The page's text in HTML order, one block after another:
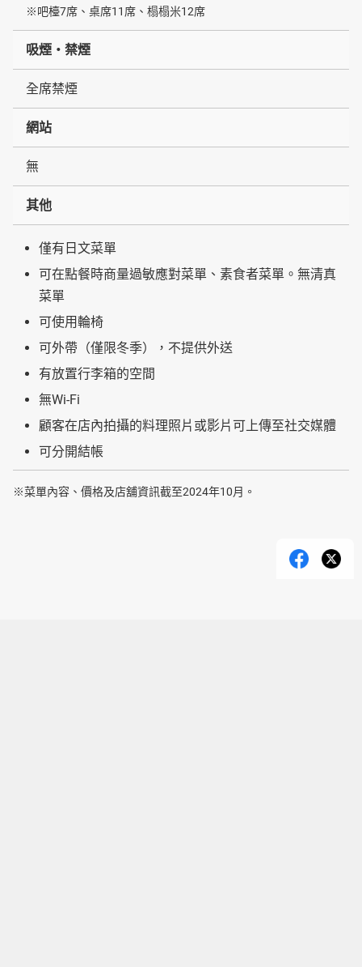
※吧檯7席、桌席11席、榻榻米12席
吸煙・禁煙
全席禁煙
網站
無
其他
僅有日文菜單
可在點餐時商量過敏應對菜單、素食者菜單。無清真
菜單
可使用輪椅
可外帶（僅限冬季），不提供外送
有放置行李箱的空間
無Wi-Fi
顧客在店內拍攝的料理照片或影片可上傳至社交媒體
可分開結帳
※菜單內容、價格及店舖資訊截至2024年10月。